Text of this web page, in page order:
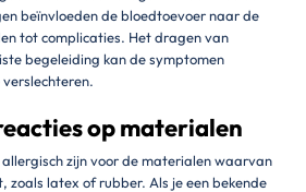
beïnvloeden de bloedtoevoer naar de
tot complicaties. Het dragen van
begeleiding kan de symptomen
op materialen
allergisch zijn voor de materialen waarvan
zoals latex of rubber. Als je een bekende